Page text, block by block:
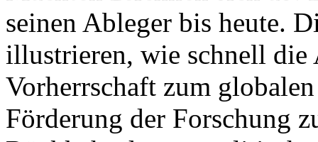
seinen Ableger bis heute.
illustrieren, wie schnell die
Vorherrschaft zum
Förderung der Forschung